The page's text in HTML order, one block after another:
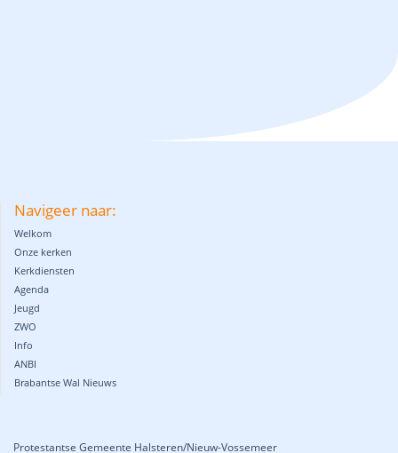
Navigeer naar:
Welkom
Onze kerken
Kerkdiensten
Agenda
Jeugd
ZWO
Info
ANBI
Brabantse Wal Nieuws
Protestantse Gemeente Halsteren/Nieuw-Vossemeer